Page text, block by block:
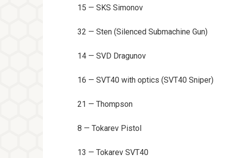
15 — SKS Simonov
32 — Sten (Silenced Submachine Gun)
14 — SVD Dragunov
16 — SVT40 with optics (SVT40 Sniper)
21 — Thompson
8 — Tokarev Pistol
13 — Tokarev SVT40